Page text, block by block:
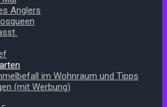
Anglers
im Wohnraum und Tipps
(mit Werbung)